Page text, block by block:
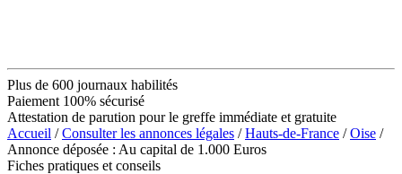
Plus de 600 journaux habilités
Paiement 100% sécurisé
Attestation de parution pour le greffe immédiate et gratuite
Accueil /Consulter les annonces légales /Hauts-de-France /Oise /
Annonce déposée : Au capital de 1.000 Euros
Fiches pratiques et conseils